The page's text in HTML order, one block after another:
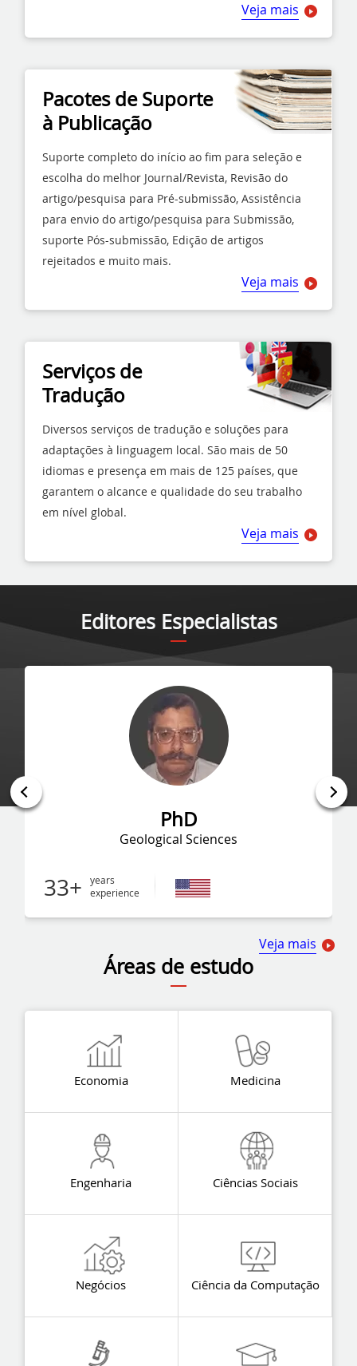
Veja mais
Pacotes de Suporte
à Publicação
Suporte completo do início ao fim para seleção e
escolha do melhor Journal/Revista, Revisão do
artigo/pesquisa para Pré-submissão, Assistência
para envio do artigo/pesquisa para Submissão,
suporte Pós-submissão, Edição de artigos
rejeitados e muito mais.
Veja mais
Serviços de
Tradução
Diversos serviços de tradução e soluções para
adaptações à linguagem local. São mais de 50
idiomas e presença em mais de 125 países, que
garantem o alcance e qualidade do seu trabalho
em nível global.
Veja mais
Editores Especialistas
Regional Economic Geography
25+
experience
Veja mais
Áreas de estudo
Economia Medicina
Engenharia Ciências Sociais
Negócios Ciência da Computação